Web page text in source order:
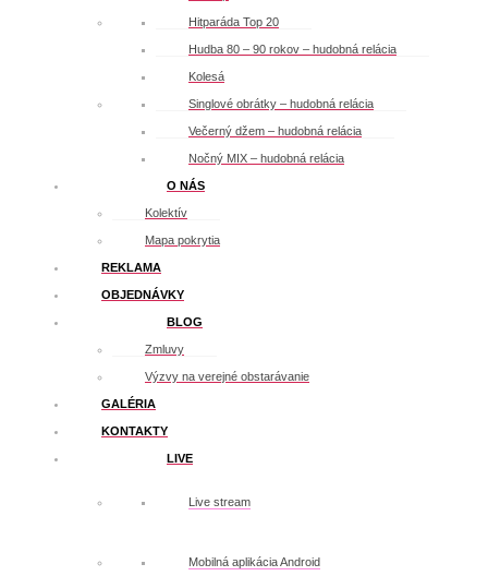
Hitparáda Top 20
Hudba 80 – 90 rokov – hudobná relácia
Kolesá
Singlové obrátky – hudobná relácia
Večerný džem – hudobná relácia
Nočný MIX – hudobná relácia
O NÁS
Kolektív
Mapa pokrytia
REKLAMA
OBJEDNÁVKY
BLOG
Zmluvy
Výzvy na verejné obstarávanie
GALÉRIA
KONTAKTY
LIVE
Live stream
Mobilná aplikácia Android